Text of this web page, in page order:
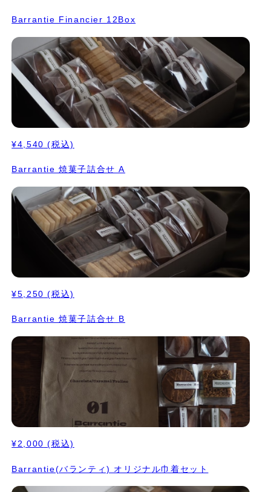
Barrantie Financier 12Box
¥4,540 (税込)
Barrantie 焼菓子詰合せ A
¥5,250 (税込)
Barrantie 焼菓子詰合せ B
¥2,000 (税込)
Barrantie(バランティ) オリジナル巾着セット